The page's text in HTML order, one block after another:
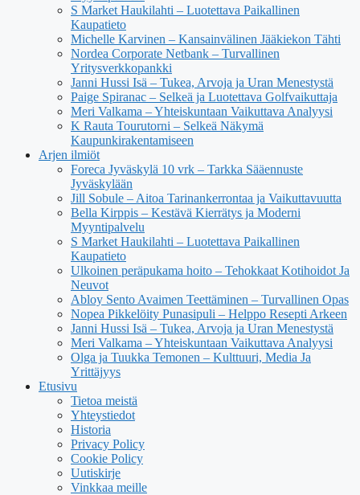
S Market Haukilahti – Luotettava Paikallinen
Kaupatieto
Michelle Karvinen – Kansainvälinen Jääkiekon Tähti
Nordea Corporate Netbank – Turvallinen
Yritysverkkopankki
Janni Hussi Isä – Tukea, Arvoja ja Uran Menestystä
Paige Spiranac – Selkeä ja Luotettava Golfvaikuttaja
Meri Valkama – Yhteiskuntaan Vaikuttava Analyysi
K Rauta Tourutorni – Selkeä Näkymä
Kaupunkirakentamiseen
Arjen ilmiöt
Foreca Jyväskylä 10 vrk – Tarkka Sääennuste
Jyväskylään
Jill Sobule – Aitoa Tarinankerrontaa ja Vaikuttavuutta
Bella Kirppis – Kestävä Kierrätys ja Moderni
Myyntipalvelu
S Market Haukilahti – Luotettava Paikallinen
Kaupatieto
Ulkoinen peräpukama hoito – Tehokkaat Kotihoidot Ja
Neuvot
Abloy Sento Avaimen Teettäminen – Turvallinen Opas
Nopea Pikkelöity Punasipuli – Helppo Resepti Arkeen
Janni Hussi Isä – Tukea, Arvoja ja Uran Menestystä
Meri Valkama – Yhteiskuntaan Vaikuttava Analyysi
Olga ja Tuukka Temonen – Kulttuuri, Media Ja
Yrittäjyys
Etusivu
Tietoa meistä
Yhteystiedot
Historia
Privacy Policy
Cookie Policy
Uutiskirje
Vinkkaa meille